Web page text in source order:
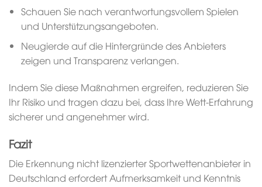
Schauen Sie nach verantwortungsvollem Spielen
und Unterstützungsangeboten.
Neugierde auf die Hintergründe des Anbieters
zeigen und Transparenz verlangen.
Indem Sie diese Maßnahmen ergreifen, reduzieren Sie
Ihr Risiko und tragen dazu bei, dass Ihre Wett-Erfahrung
sicherer und angenehmer wird.
Fazit
Die Erkennung nicht lizenzierter Sportwettenanbieter in
Deutschland erfordert Aufmerksamkeit und Kenntnis